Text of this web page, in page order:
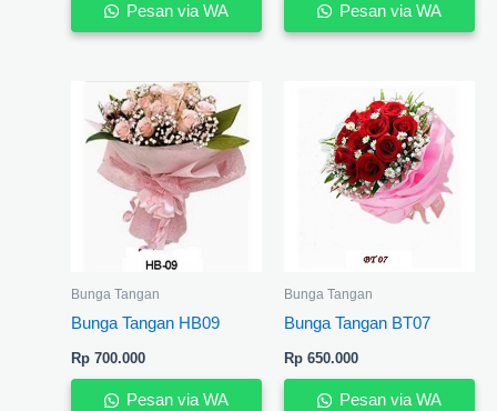
Pesan via WA Pesan via WA
Bunga Tangan
Bunga Tangan HB09
Rp700.000
Pesan via WA
Bunga Tangan
Bunga Tangan BT07
Rp650.000
Pesan via WA